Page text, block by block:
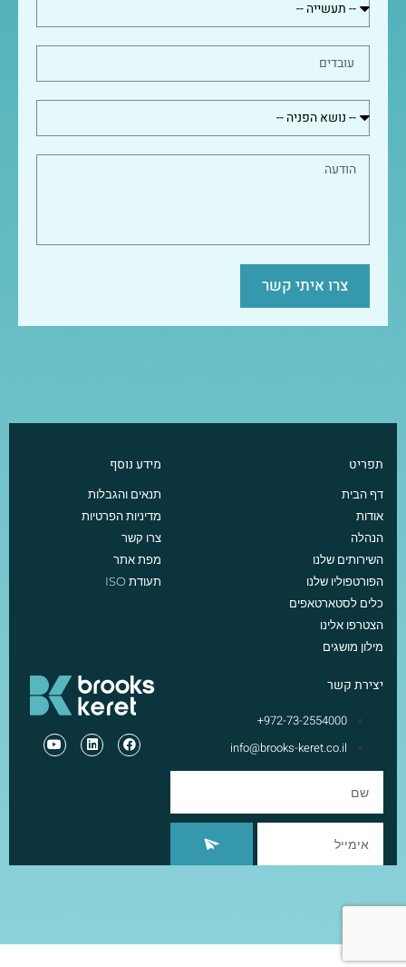
צרו איתי קשר
תפריט
דף הבית
אודות
הנהלה
השירותים שלנו
הפורטפוליו שלנו
כלים לסטארטאפים
הצטרפו אלינו
מילון מושגים
מידע נוסף
תנאים והגבלות
מדיניות הפרטיות
צרו קשר
מפת אתר
תעודת ISO
יצירת קשר
972-73-2554000+
info@brooks-keret.co.il